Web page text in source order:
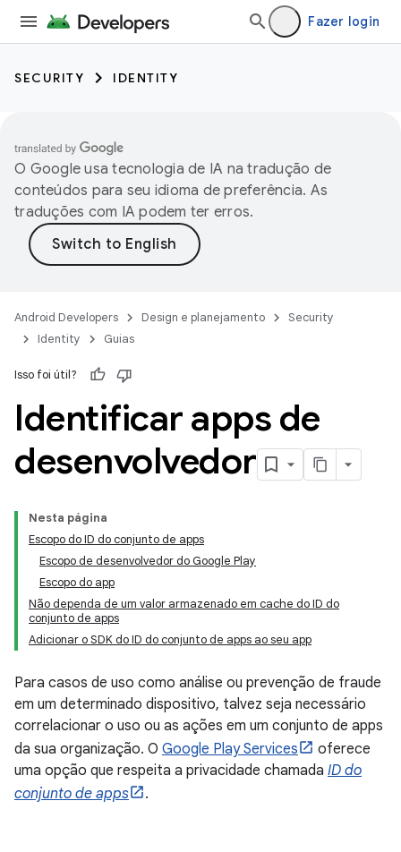
Fazer login
SECURITY IDENTITY
O Google usa tecnologia de IA na tradução de
conteúdos para seu idioma de preferência. As
traduções com IA podem ter erros.
Android Developers Design e planejamento
Security
Identity
Guias
Isso foi útil?
Identificar apps de
desenvolvedor
Nesta página
Escopo do ID do conjunto de apps
Escopo de desenvolvedor do Google Play
Escopo do app
Não dependa de um valor armazenado em cache do ID do
conjunto de apps
Adicionar o SDK do ID do conjunto de apps ao seu app
Para casos de uso como análise ou prevenção de fraude
em um determinado dispositivo, talvez seja necessário
correlacionar o uso ou as ações em um conjunto de apps
da sua organização. O Google Play Services
oferece
uma opção que respeita a privacidade chamada ID do
conjunto de apps
.